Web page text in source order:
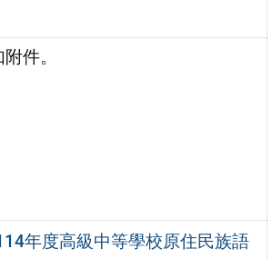
件。
年度高級中等學校原住民族語